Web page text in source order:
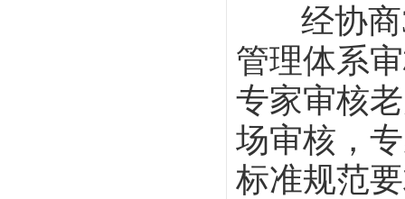
经协商
管理体系
专家审核
场审核，
标准规范